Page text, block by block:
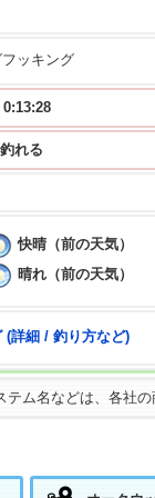
ッキング
れる
快晴（前の天気）
晴れ（前の天気）
(詳細 / 釣り方など)
ム名などは、各社の